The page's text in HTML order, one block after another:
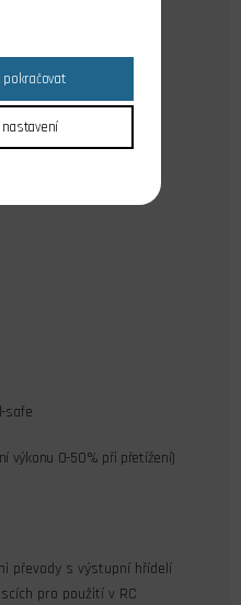
v 10 krocích)
safe
výkonu 0-50% při přetížení)
převody s výstupní hřídelí
pro použití v RC